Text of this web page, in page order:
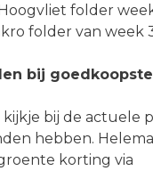
folder
folder van week
bij goedkoopste
bij de actuele
hebben.
korting via